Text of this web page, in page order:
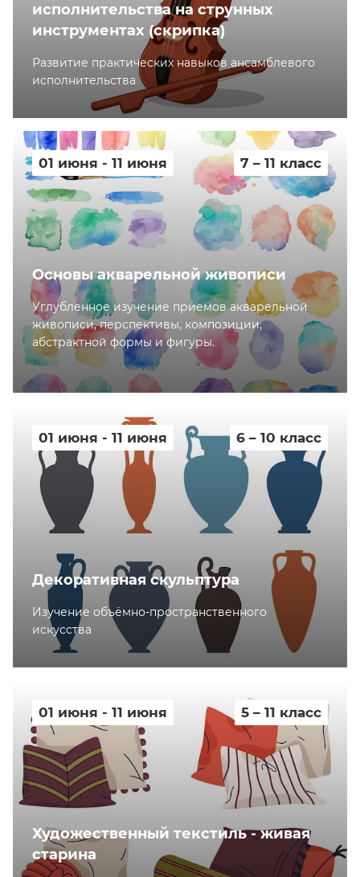
исполнительства на струнных
инструментах (скрипка)
Развитие практических навыков ансамблевого
исполнительства
01 июня - 11 июня 7 – 11 класс
Основы акварельной живописи
Углубленное изучение приемов акварельной
живописи, перспективы, композиции,
абстрактной формы и фигуры.
01 июня - 11 июня 6 – 10 класс
Декоративная скульптура
Изучение объёмно-пространственного
искусства
01 июня - 11 июня 5 – 11 класс
Художественный текстиль - живая
старина